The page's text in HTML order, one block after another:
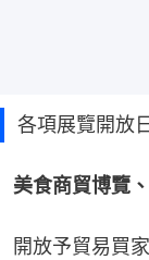
各項展覽開放
美食商貿博覽
開放予貿易買